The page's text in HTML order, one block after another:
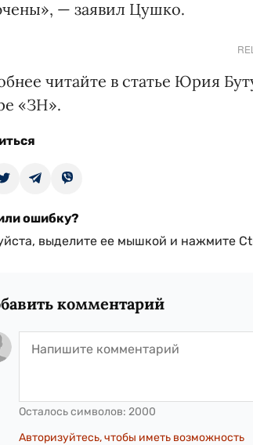
— заявил Цушко.
читайте в статье Юрия
«ЗН».
ошибку?
выделите ее мышкой и нажмите
комментарий
Осталось символов: 2000
Авторизуйтесь, чтобы иметь возможность